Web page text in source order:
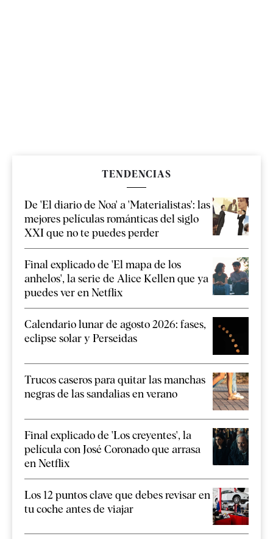
TENDENCIAS
De 'El diario de Noa' a 'Materialistas': las
mejores películas románticas del siglo
XXI que no te puedes perder
Final explicado de 'El mapa de los
anhelos', la serie de Alice Kellen que ya
puedes ver en Netflix
Calendario lunar de agosto 2026: fases,
eclipse solar y Perseidas
Trucos caseros para quitar las manchas
negras de las sandalias en verano
Final explicado de 'Los creyentes', la
película con José Coronado que arrasa
en Netflix
Los 12 puntos clave que debes revisar en
tu coche antes de viajar